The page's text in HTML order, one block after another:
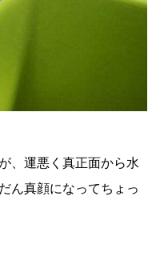
、運悪く真正面から水
ん真顔になってちょっ